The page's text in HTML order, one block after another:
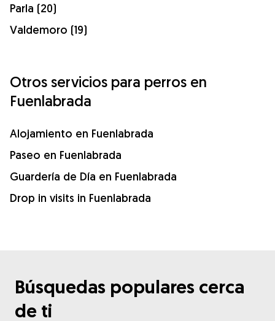
Parla (20)
Valdemoro (19)
Otros servicios para perros en
Fuenlabrada
Alojamiento en Fuenlabrada
Paseo en Fuenlabrada
Guardería de Día en Fuenlabrada
Drop in visits in Fuenlabrada
Búsquedas populares cerca
de ti